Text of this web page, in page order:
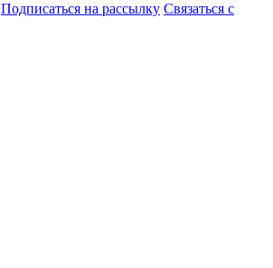
Подписаться на рассылку Связаться с